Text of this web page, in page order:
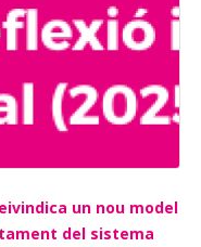
un nou model
del sistema